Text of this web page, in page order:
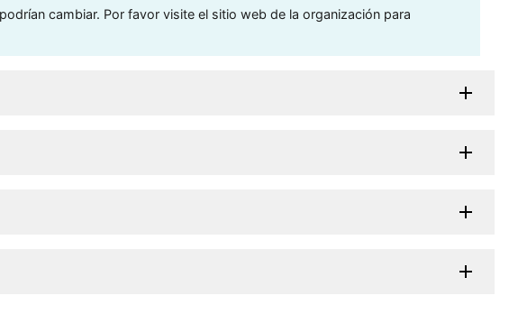
cambiar. Por favor visite el sitio web de la organización para